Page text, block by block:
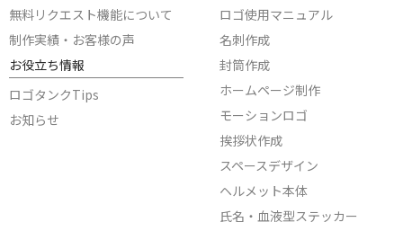
無料リクエスト機能について
制作実績・お客様の声
お役立ち情報
ロゴタンクTips
お知らせ
ロゴ使用マニュアル
名刺作成
封筒作成
ホームページ制作
モーションロゴ
挨拶状作成
スペースデザイン
ヘルメット本体
氏名・血液型ステッカー